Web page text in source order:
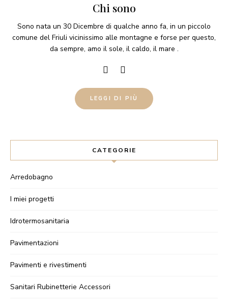
Chi sono
Sono nata un 30 Dicembre di qualche anno fa, in un piccolo
comune del Friuli vicinissimo alle montagne e forse per questo,
da sempre, amo il sole, il caldo, il mare .
LEGGI DI PIÙ
CATEGORIE
Arredobagno
I miei progetti
Idrotermosanitaria
Pavimentazioni
Pavimenti e rivestimenti
Sanitari Rubinetterie Accessori